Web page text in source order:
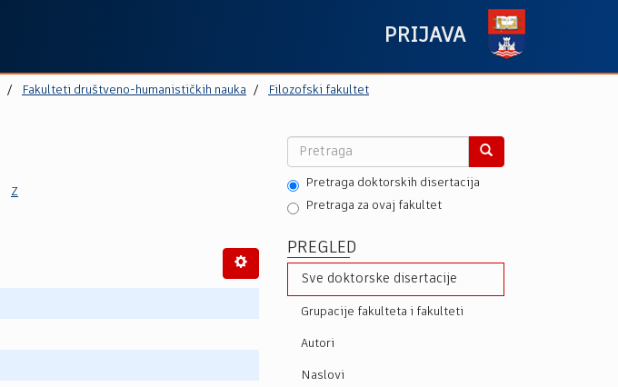
PRIJAVA
Fakulteti društveno-humanističkih nauka
Filozofski fakultet
Z
Pretraga doktorskih disertacija
Pretraga za ovaj fakultet
PREGLED
Sve doktorske disertacije
Grupacije fakulteta i fakulteti
Autori
Naslovi